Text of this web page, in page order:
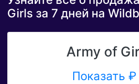
Girls за 7 дней на
Army of
Показать ₽